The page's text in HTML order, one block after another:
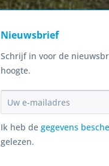
Nieuwsbrief
Schrijf in voor de
hoogte.
Ik heb de gegevens
gelezen.